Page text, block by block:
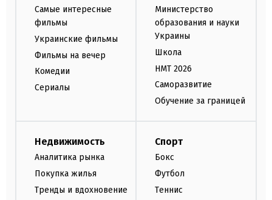
Самые интересные
фильмы
Украинские фильмы
Фильмы на вечер
Комедии
Сериалы
Министерство
образования и науки
Украины
Школа
НМТ 2026
Саморазвитие
Обучение за границей
Недвижимость
Аналитика рынка
Покупка жилья
Тренды и вдохновение
Спорт
Бокс
Футбол
Теннис